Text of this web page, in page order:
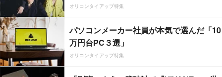
オリコンタイアップ特集
パソコンメーカー社員が本気で選んだ「10
万円台PC３選」
オリコンタイアップ特集